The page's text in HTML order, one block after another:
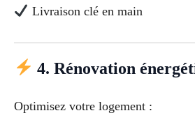
Livraison clé en main
4. Rénovation
Optimisez votre logement :